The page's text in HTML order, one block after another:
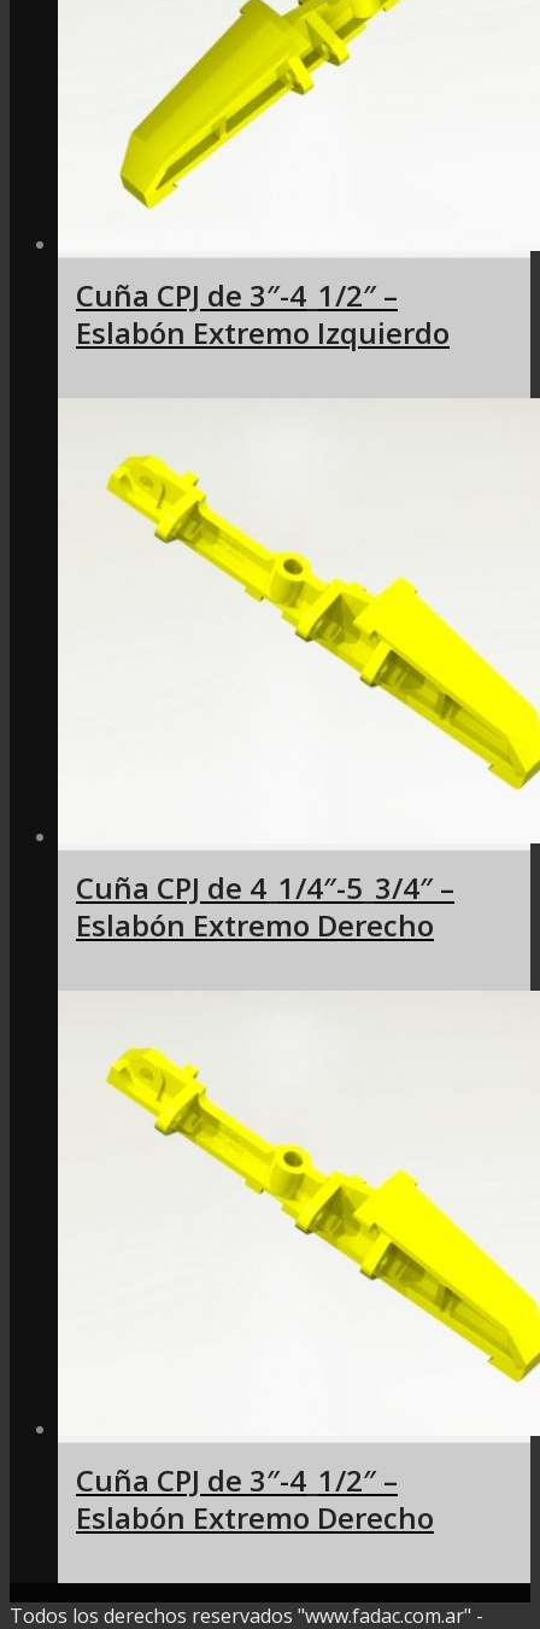
Cuña CPJ de 3″-4_1/2″ –
Eslabón Extremo Izquierdo
Cuña CPJ de 4_1/4″-5_3/4″ –
Eslabón Extremo Derecho
Cuña CPJ de 3″-4_1/2″ –
Eslabón Extremo Derecho
Todos los derechos reservados "www.fadac.com.ar" -